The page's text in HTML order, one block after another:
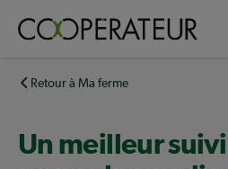
principalRetour à Ma ferme
Un meilleur